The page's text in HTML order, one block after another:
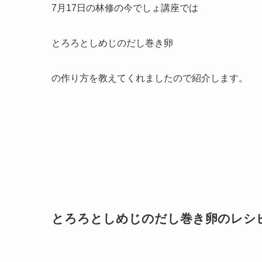
7月17日の林修の今でしょ講座では
とろろとしめじのだし巻き卵
の作り方を教えてくれましたので紹介します。
とろろとしめじのだし巻き卵のレシ